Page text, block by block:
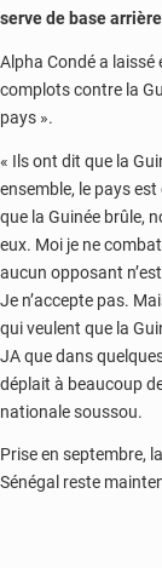
serve de base
Alpha Condé a
complots contre la
pays ».
« Ils ont dit que la
ensemble, le pays
que la Guinée brûle,
eux. Moi je ne
aucun opposant
Je n’accepte pas.
qui veulent que la
JA que dans
déplait à beaucoup
nationale soussou.
Prise en septembre,
Sénégal reste